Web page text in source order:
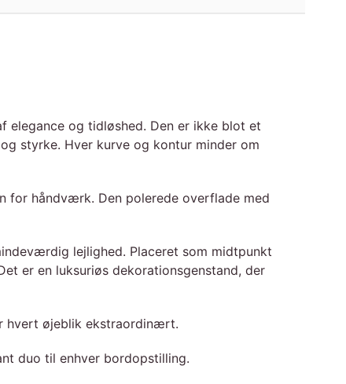
elegance og tidløshed. Den er ikke blot et
styrke. Hver kurve og kontur minder om
for håndværk. Den polerede overflade med
lejlighed. Placeret som midtpunkt
er en luksuriøs dekorationsgenstand, der
hvert øjeblik ekstraordinært.
duo til enhver bordopstilling.